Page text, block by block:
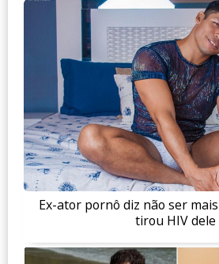
Ex-ator pornô diz não ser
tirou HIV dele